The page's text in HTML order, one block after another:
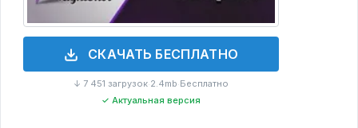
СКАЧАТЬ БЕСПЛАТНО
↓ 7 451 загрузок·2.4mb·Бесплатно
✓ Актуальная версия